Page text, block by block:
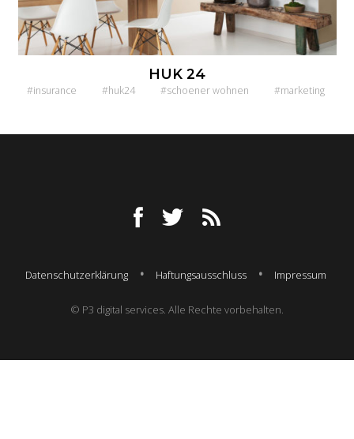
HUK 24
#insurance #huk24 #schoener wohnen #marketing
Datenschutzerklärung Haftungsausschluss Impressum
© P3 digital services. Alle Rechte vorbehalten.